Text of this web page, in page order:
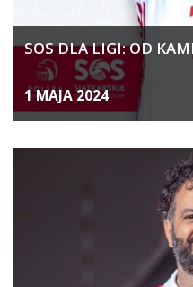
SOS DLA LIGI: OD
1 MAJA 2024